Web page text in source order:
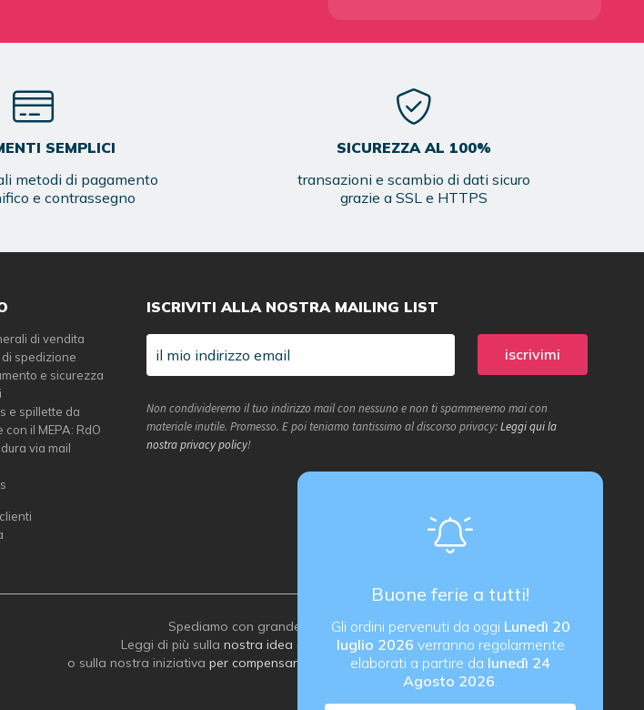
Buone ferie a tutti!
Gli ordini pervenuti da oggi Lunedì 20
luglio 2026 verranno regolarmente
elaborati a partire da lunedì 24
Agosto 2026.
SEMPLICI
metodi di pagamento
e contrassegno
SICUREZZA AL 100%
transazioni e scambio di dati sicuro
grazie a SSL e HTTPS
di vendita
spedizione
e sicurezza
e spillette da
il MEPA: RdO
via mail
ISCRIVITI ALLA NOSTRA MAILING LIST
Non condivideremo il tuo indirizzo mail con nessuno e non ti spammeremo mai con
materiale inutile. Promesso. E poi teniamo tantissimo al discorso privacy:Leggi qui la
nostra privacy policy!
Spediamo con grande attenzione all’ambiente:
Leggi di più sulla nostra idea di imballaggio sostenibile
o sulla nostra iniziativa per compensare le emissioni di carbonio